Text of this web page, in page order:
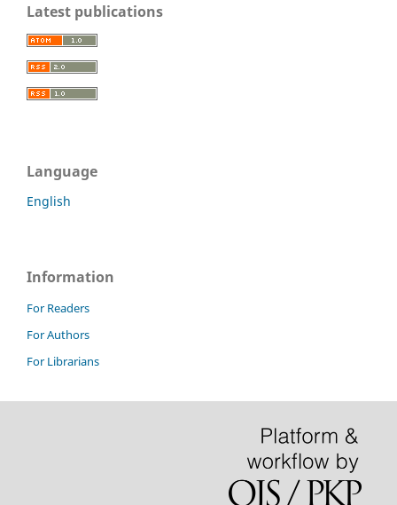
Latest publications
Language
English
Information
For Readers
For Authors
For Librarians